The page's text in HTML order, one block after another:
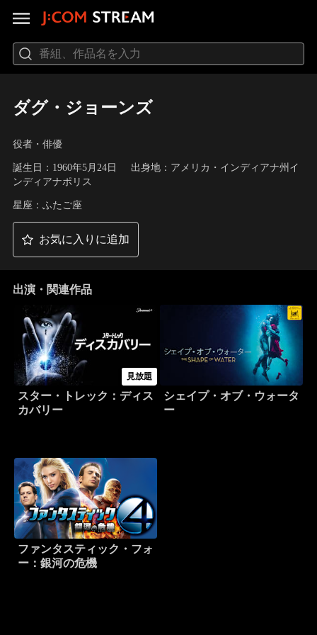
ダグ・ジョーンズ
役者・俳優
誕生日：1960年5月24日
出身地：アメリカ・インディアナ州イ
ンディアナポリス
星座：ふたご座
お気に入りに追加
出演・関連作品
見放題
スター・トレック：ディス
カバリー
シェイプ・オブ・ウォータ
ー
ファンタスティック・フォ
ー：銀河の危機